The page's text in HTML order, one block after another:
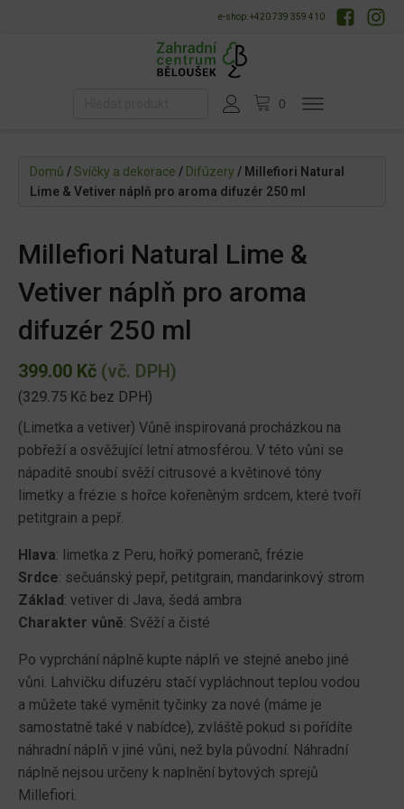
e-shop: +420 739 359 410
Domů /Svíčky a dekorace / Difúzery / Millefiori Natural
Lime & Vetiver náplň pro aroma difuzér 250 ml
Millefiori Natural Lime &
Vetiver náplň pro aroma
difuzér 250 ml
399.00 Kč (vč. DPH)
(329.75 Kč bez DPH)
(Limetka a vetiver) Vůně inspirovaná procházkou na
pobřeží a osvěžující letní atmosférou. V této vůni se
nápaditě snoubí svěží citrusové a květinové tóny
limetky a frézie s hořce kořeněným srdcem, které tvoří
petitgrain a pepř.
Hlava: limetka z Peru, hořký pomeranč, frézie
Srdce: sečuánský pepř, petitgrain, mandarinkový strom
Základ : vetiver di Java, šedá ambra
Charakter vůně: Svěží a čisté
Po vyprchání náplně kupte náplň ve stejné anebo jiné
vůni. Lahvičku difuzéru stačí vypláchnout teplou vodou
a můžete také vyměnit tyčinky za nové (máme je
samostatně také v nabídce), zvláště pokud si pořídíte
náhradní náplň v jiné vůni, než byla původní. Náhradní
náplně nejsou určeny k naplnění bytových sprejů
Millefiori.